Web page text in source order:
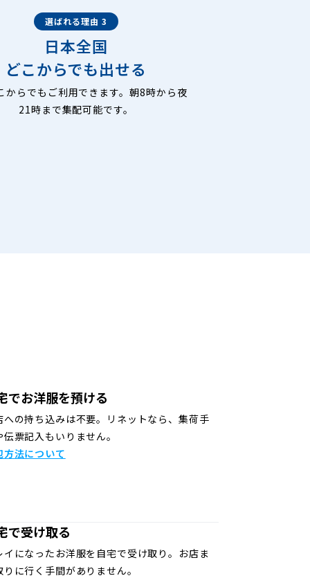
選ばれる理由 3
日本全国
どこからでも出せる
からでもご利用できます。朝8時から夜
21時まで集配可能です。
でお洋服を預ける
への持ち込みは不要。リネットなら、集荷手
伝票記入もいりません。
方法について
で受け取る
イになったお洋服を自宅で受け取り。お店ま
りに行く手間がありません。